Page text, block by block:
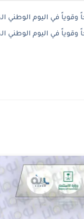
في اليوم الوطني الـ94
في اليوم الوطني الـ94